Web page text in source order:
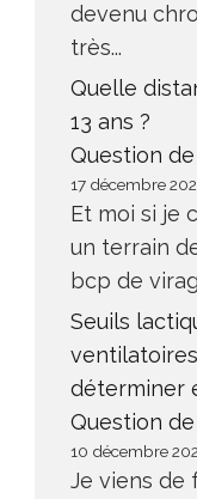
devenu
très...
Quelle
13 ans ?
Question
17 décembre
Et moi si je
un terrain
bcp de
Seuils
déterminer
Question
10 décembre
Je viens de